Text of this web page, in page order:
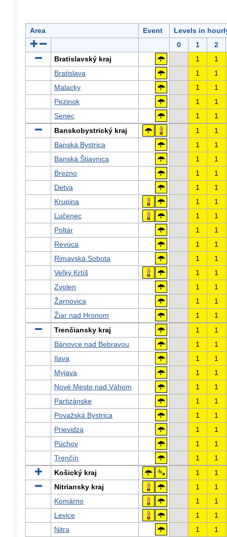
Area Event
Levels in
0
1
2
Bratislavský kraj
1
1
Bratislava
1
1
Malacky
1
1
Pezinok
1
1
Senec
1
1
Banskobystrický kraj
1
1
Banská Bystrica
1
1
Banská Štiavnica
1
1
Brezno
1
1
Detva
1
1
Krupina
1
1
Lučenec
1
1
Poltár
1
1
Revúca
1
1
Rimavská Sobota
1
1
Veľký Krtíš
1
1
Zvolen
1
1
Žarnovica
1
1
Žiar nad Hronom
1
1
Trenčiansky kraj
1
1
Bánovce nad Bebravou
1
1
Ilava
1
1
Myjava
1
1
Nové Mesto nad Váhom
1
1
Partizánske
1
1
Považská Bystrica
1
1
Prievidza
1
1
Púchov
1
1
Trenčín
1
1
Košický kraj
1
1
Nitriansky kraj
1
1
Komárno
1
1
Levice
1
1
Nitra
1
1